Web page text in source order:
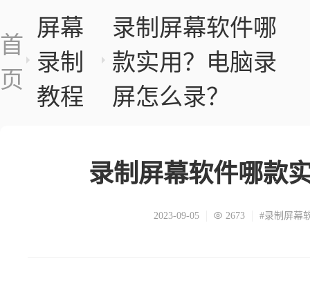
首
页
屏幕
录制
教程
录制屏幕软件哪
款实用？电脑录
屏怎么录？
录制屏幕软件哪款
2023-09-05 2673 #录制屏幕